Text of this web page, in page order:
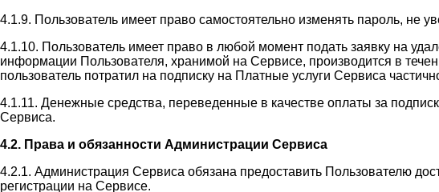
4.1.9. Пользователь имеет право самостоятельно изменять пароль, не
4.1.10. Пользователь имеет право в любой момент подать заявку на
информации Пользователя, хранимой на Сервисе, производится в
пользователь потратил на подписку на Платные услуги Сервиса
4.1.11. Денежные средства, переведенные в качестве оплаты за
Сервиса.
4.2. Права и обязанности Администрации Сервиса
4.2.1. Администрация Сервиса обязана предоставить Пользователю
регистрации на Сервисе.